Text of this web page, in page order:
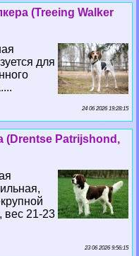
(Treeing Walker
для
24 06 2026 19:28:15
(Drentse Patrijshond,
вес 21-23
23 06 2026 9:56:15